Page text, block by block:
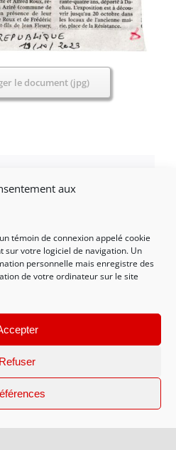
aux
témoin de connexion appelé cookie
sur votre logiciel de navigation. Un
personnelle mais enregistre des
de votre ordinateur sur le site
Refuser
le document (jpg)
LinkedInWhatsApp
Email
de confidentialité
contacter
17138